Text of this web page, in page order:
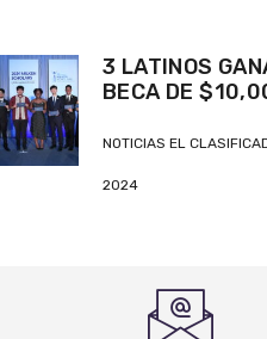
3 LATINOS
BECA DE
NOTICIAS EL
2024